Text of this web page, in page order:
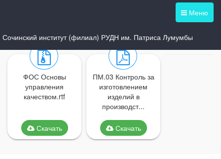
Меню
Сочинский институт (филиал) РУДН им. Патриса Лумумбы
ФОС Основы
управления
качеством.rtf
Скачать
ПМ.03 Контроль за
изготовлением
изделий в
производст...
Скачать